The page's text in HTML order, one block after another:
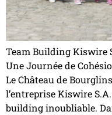
Team Building Kiswire
Une Journée de
Le Château de
l’entreprise Kiswire
building inoubliable.